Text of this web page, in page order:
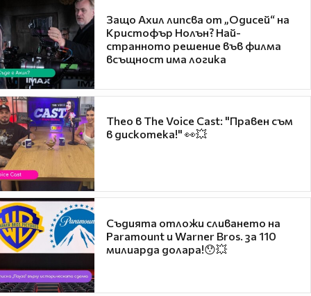
Защо Ахил липсва от „Одисей“ на
Кристофър Нолън? Най-
странното решение във филма
всъщност има логика
Theo в The Voice Cast: "Правен съм
в дискотека!" 👀💥
Съдията отложи сливането на
Paramount и Warner Bros. за 110
милиарда долара!😯💥